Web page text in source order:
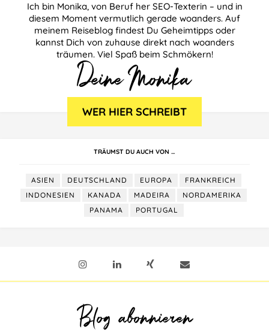
Ich bin Monika, von Beruf her SEO-Texterin – und in
diesem Moment vermutlich gerade woanders. Auf
meinem Reiseblog findest Du Geheimtipps oder
kannst Dich von zuhause direkt nach woanders
träumen. Viel Spaß beim Schmökern!
TRÄUMST DU AUCH VON …
ASIEN DEUTSCHLAND EUROPA
FRANKREICH
INDONESIEN
KANADA MADEIRA
NORDAMERIKA
PANAMA
PORTUGAL
Blog abonnieren